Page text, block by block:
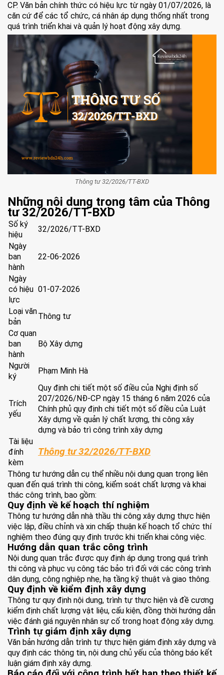
CP. Văn bản chính thức có hiệu lực từ ngày 01/07/2026, là
căn cứ để các tổ chức, cá nhân áp dụng thống nhất trong
quá trình triển khai và quản lý hoạt động xây dựng.
Thông tư 32/2026/TT-BXD
Những nội dung trọng tâm của Thông
tư 32/2026/TT-BXD
Số ký
hiệu
32/2026/TT-BXD
Ngày
ban
hành
22-06-2026
Ngày
có hiệu
lực
01-07-2026
Loại văn
bản
Thông tư
Cơ quan
ban
hành
Bộ Xây dựng
Người
ký
Phạm Minh Hà
Trích
yếu
Quy định chi tiết một số điều của Nghị định số
207/2026/NĐ-CP ngày 15 tháng 6 năm 2026 của
Chính phủ quy định chi tiết một số điều của Luật
Xây dựng về quản lý chất lượng, thi công xây
dựng và bảo trì công trình xây dựng
Tài liệu
đính
kèm
Thông tư 32/2026/TT-BXD
Thông tư hướng dẫn cụ thể nhiều nội dung quan trọng liên
quan đến quá trình thi công, kiểm soát chất lượng và khai
thác công trình, bao gồm:
Quy định về kế hoạch thí nghiệm
Thông tư hướng dẫn nhà thầu thi công xây dựng thực hiện
việc lập, điều chỉnh và xin chấp thuận kế hoạch tổ chức thí
nghiệm theo đúng quy định trước khi triển khai công việc.
Hướng dẫn quan trắc công trình
Nội dung quan trắc được quy định áp dụng trong quá trình
thi công và phục vụ công tác bảo trì đối với các công trình
dân dụng, công nghiệp nhẹ, hạ tầng kỹ thuật và giao thông.
Quy định về kiểm định xây dựng
Thông tư quy định nội dung, trình tự thực hiện và đề cương
kiểm định chất lượng vật liệu, cấu kiện, đồng thời hướng dẫn
việc đánh giá nguyên nhân sự cố trong hoạt động xây dựng.
Trình tự giám định xây dựng
Văn bản hướng dẫn trình tự thực hiện giám định xây dựng và
quy định các thông tin, nội dung chủ yếu của thông báo kết
luận giám định xây dựng.